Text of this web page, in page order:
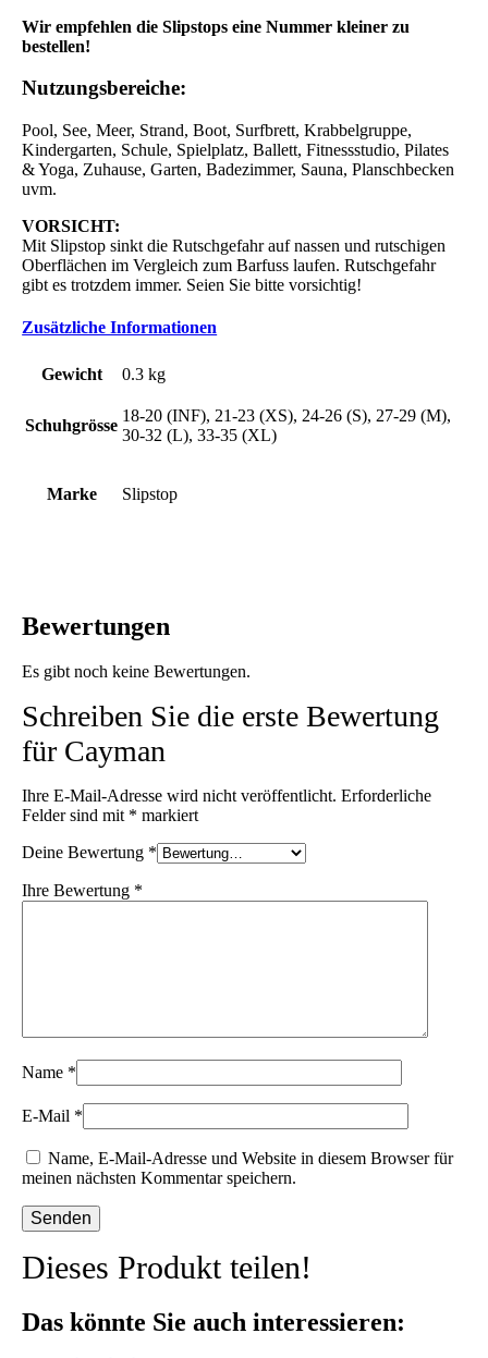
Wir empfehlen die Slipstops eine Nummer kleiner zu
bestellen!
Nutzungsbereiche:
Pool, See, Meer, Strand, Boot, Surfbrett, Krabbelgruppe,
Kindergarten, Schule, Spielplatz, Ballett, Fitnessstudio, Pilates
& Yoga, Zuhause, Garten, Badezimmer, Sauna, Planschbecken
uvm.
VORSICHT:
Mit Slipstop sinkt die Rutschgefahr auf nassen und rutschigen
Oberflächen im Vergleich zum Barfuss laufen. Rutschgefahr
gibt es trotzdem immer. Seien Sie bitte vorsichtig!
Zusätzliche Informationen
Gewicht 0.3 kg
Schuhgrösse
18-20 (INF), 21-23 (XS), 24-26 (S), 27-29 (M),
30-32 (L), 33-35 (XL)
Marke Slipstop
Bewertungen
Es gibt noch keine Bewertungen.
Schreiben Sie die erste Bewertung
für Cayman
Ihre E-Mail-Adresse wird nicht veröffentlicht. Erforderliche
Felder sind mit * markiert
Deine Bewertung *
Ihre Bewertung *
Name *
E-Mail *
Name, E-Mail-Adresse und Website in diesem Browser für
meinen nächsten Kommentar speichern.
Dieses Produkt teilen!
Das könnte Sie auch interessieren: